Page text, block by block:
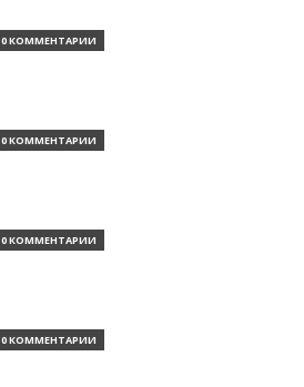
0 КОММЕНТАРИИ
0 КОММЕНТАРИИ
0 КОММЕНТАРИИ
0 КОММЕНТАРИИ